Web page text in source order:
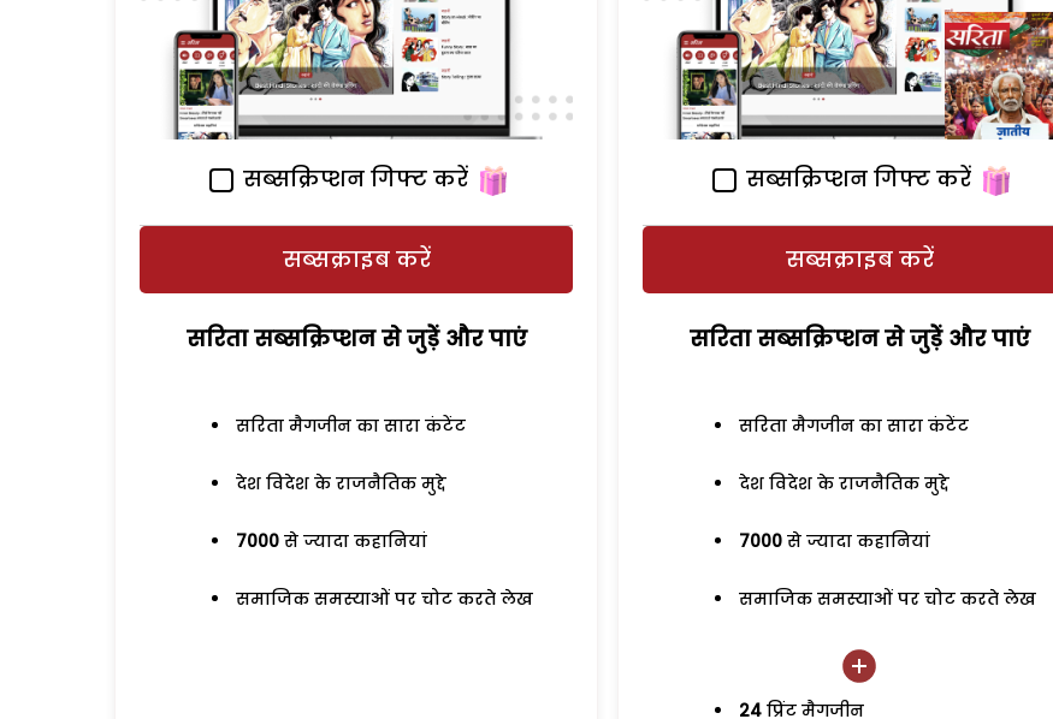
सब्सक्रिप्शन गिफ्ट करें
सब्सक्राइब करें
सरिता सब्सक्रिप्शन से जुड़ेें और पाएं
सरिता मैगजीन का सारा कंटेंट
देश विदेश के राजनैतिक मुद्दे
7000 से ज्यादा कहानियां
समाजिक समस्याओं पर चोट करते लेख
सब्सक्रिप्शन गिफ्ट करें
सब्सक्राइब करें
सरिता सब्सक्रिप्शन से जुड़ेें और पाएं
सरिता मैगजीन का सारा कंटेंट
देश विदेश के राजनैतिक मुद्दे
7000 से ज्यादा कहानियां
समाजिक समस्याओं पर चोट करते लेख
24 प्रिंट मैगजीन